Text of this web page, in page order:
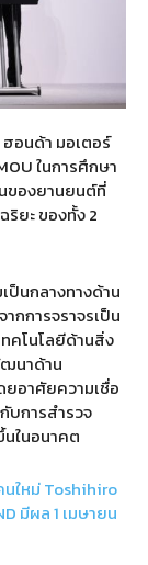
ฮอนด้า มอเตอร์
ในการศึกษา
ของยานยนต์ที่
ริยะ ของทั้ง2
ป็นกลางทางด้าน
กการจราจรเป็น
คโนโลยีด้านสิ่ง
นาด้าน
ยอาศัยความเชื่อ
บการสำรวจ
นในอนาคต
นใหม่ Toshihiro
มีผล 1 เมษายน